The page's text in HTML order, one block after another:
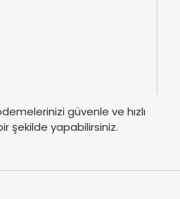
güvenle ve hızlı
şekilde yapabilirsiniz.